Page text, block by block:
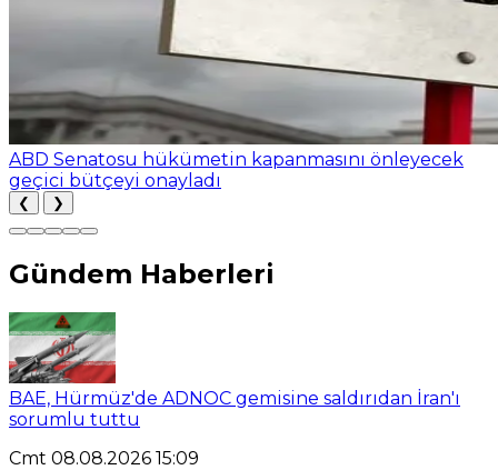
ABD Senatosu hükümetin kapanmasını önleyecek
geçici bütçeyi onayladı
❮ ❯
Gündem Haberleri
BAE, Hürmüz'de ADNOC gemisine saldırıdan İran'ı
sorumlu tuttu
Cmt 08.08.2026 15:09